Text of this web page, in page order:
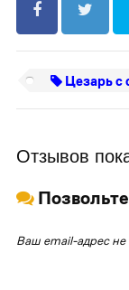
Цезарь с
Отзывов
Ваш email-адрес не